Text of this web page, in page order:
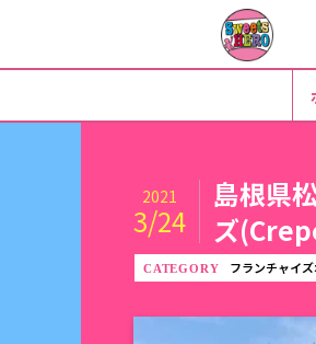
島根県
ズ
2021
3/24
フランチャイ